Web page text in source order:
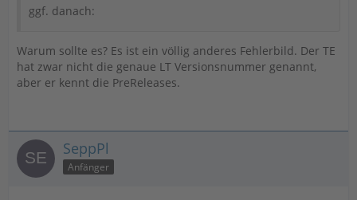
ggf. danach:
Warum sollte es? Es ist ein völlig anderes Fehlerbild. Der TE
hat zwar nicht die genaue LT Versionsnummer genannt,
aber er kennt die PreReleases.
SeppPl
Anfänger